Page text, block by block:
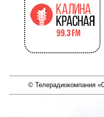
© Телерадиокомпания